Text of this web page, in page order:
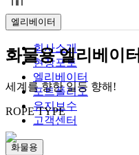
엘리베이터
회사소개
현장포토
엘리베이터
포트폴리오
유지보수
고객센터
화물용
화물용 엘리베이터
세계를 향한 일등 향해!
ROPE TYPE